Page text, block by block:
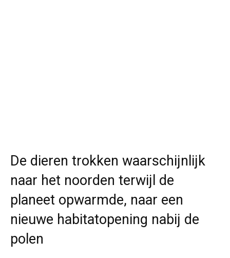
De dieren trokken waarschijnlijk
naar het noorden terwijl de
planeet opwarmde, naar een
nieuwe habitatopening nabij de
polen